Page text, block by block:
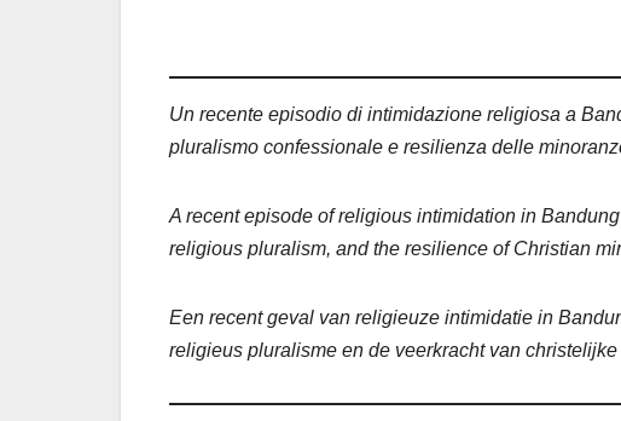
Un recente episodio di intimidazione religiosa a
pluralismo confessionale e resilienza delle
A recent episode of religious intimidation in
religious pluralism, and the resilience of Christian
Een recent geval van religieuze intimidatie in
religieus pluralisme en de veerkracht van